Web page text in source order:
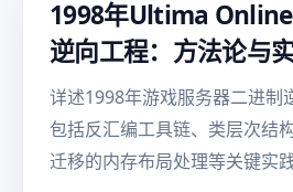
1998年Ultima
逆向工程：方法论与
详述1998年游戏服务器二进制
包括反汇编工具链、类层次结
迁移的内存布局处理等关键实践